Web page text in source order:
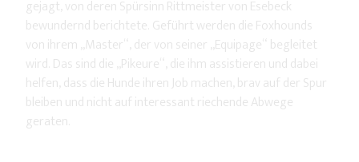
gejagt, von deren Spürsinn Rittmeister von Esebeck
bewundernd berichtete. Geführt werden die Foxhounds
von ihrem „Master“, der von seiner „Equipage“ begleitet
wird. Das sind die „Pikeure“, die ihm assistieren und dabei
helfen, dass die Hunde ihren Job machen, brav auf der Spur
bleiben und nicht auf interessant riechende Abwege
geraten.